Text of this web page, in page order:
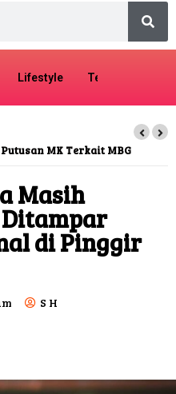
Lifestyle Tech
MK Terkait MBG
Masih
di Pinggir
S H